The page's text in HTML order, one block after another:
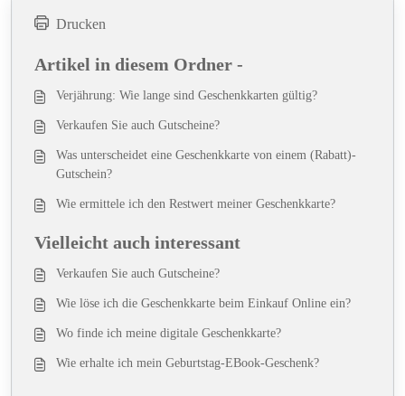
Drucken
Artikel in diesem Ordner -
Verjährung: Wie lange sind Geschenkkarten gültig?
Verkaufen Sie auch Gutscheine?
Was unterscheidet eine Geschenkkarte von einem (Rabatt)-
Gutschein?
Wie ermittele ich den Restwert meiner Geschenkkarte?
Vielleicht auch interessant
Verkaufen Sie auch Gutscheine?
Wie löse ich die Geschenkkarte beim Einkauf Online ein?
Wo finde ich meine digitale Geschenkkarte?
Wie erhalte ich mein Geburtstag-EBook-Geschenk?